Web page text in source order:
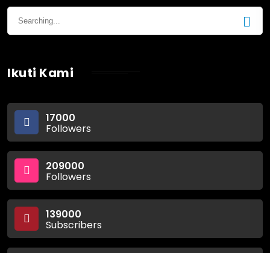
Ikuti Kami
17000
Followers
209000
Followers
139000
Subscribers